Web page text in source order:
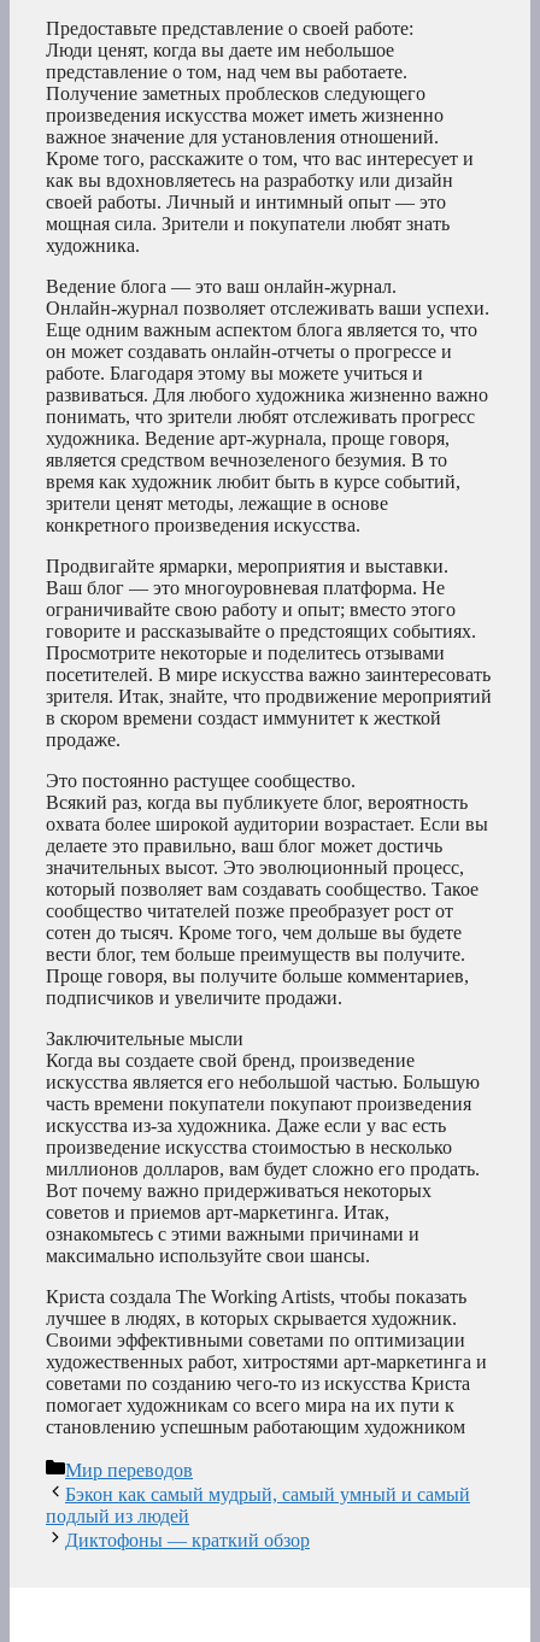
Предоставьте представление о своей работе:
Люди ценят, когда вы даете им небольшое
представление о том, над чем вы работаете.
Получение заметных проблесков следующего
произведения искусства может иметь жизненно
важное значение для установления отношений.
Кроме того, расскажите о том, что вас интересует и
как вы вдохновляетесь на разработку или дизайн
своей работы. Личный и интимный опыт — это
мощная сила. Зрители и покупатели любят знать
художника.
Ведение блога — это ваш онлайн-журнал.
Онлайн-журнал позволяет отслеживать ваши успехи.
Еще одним важным аспектом блога является то, что
он может создавать онлайн-отчеты о прогрессе и
работе. Благодаря этому вы можете учиться и
развиваться. Для любого художника жизненно важно
понимать, что зрители любят отслеживать прогресс
художника. Ведение арт-журнала, проще говоря,
является средством вечнозеленого безумия. В то
время как художник любит быть в курсе событий,
зрители ценят методы, лежащие в основе
конкретного произведения искусства.
Продвигайте ярмарки, мероприятия и выставки.
Ваш блог — это многоуровневая платформа. Не
ограничивайте свою работу и опыт; вместо этого
говорите и рассказывайте о предстоящих событиях.
Просмотрите некоторые и поделитесь отзывами
посетителей. В мире искусства важно заинтересовать
зрителя. Итак, знайте, что продвижение мероприятий
в скором времени создаст иммунитет к жесткой
продаже.
Это постоянно растущее сообщество.
Всякий раз, когда вы публикуете блог, вероятность
охвата более широкой аудитории возрастает. Если вы
делаете это правильно, ваш блог может достичь
значительных высот. Это эволюционный процесс,
который позволяет вам создавать сообщество. Такое
сообщество читателей позже преобразует рост от
сотен до тысяч. Кроме того, чем дольше вы будете
вести блог, тем больше преимуществ вы получите.
Проще говоря, вы получите больше комментариев,
подписчиков и увеличите продажи.
Заключительные мысли
Когда вы создаете свой бренд, произведение
искусства является его небольшой частью. Большую
часть времени покупатели покупают произведения
искусства из-за художника. Даже если у вас есть
произведение искусства стоимостью в несколько
миллионов долларов, вам будет сложно его продать.
Вот почему важно придерживаться некоторых
советов и приемов арт-маркетинга. Итак,
ознакомьтесь с этими важными причинами и
максимально используйте свои шансы.
Криста создала The Working Artists, чтобы показать
лучшее в людях, в которых скрывается художник.
Своими эффективными советами по оптимизации
художественных работ, хитростями арт-маркетинга и
советами по созданию чего-то из искусства Криста
помогает художникам со всего мира на их пути к
становлению успешным работающим художником
Рубрики
Мир переводов
Бэкон как самый мудрый, самый умный и самый
подлый из людей
Диктофоны — краткий обзор